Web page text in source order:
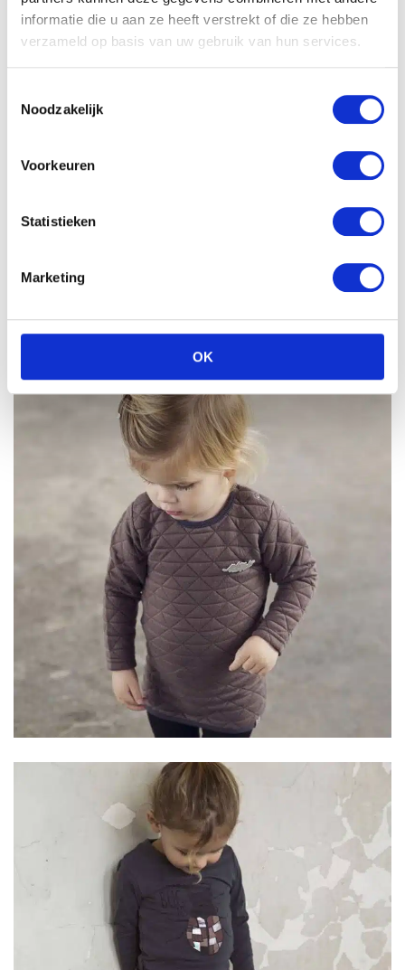
informatie die u aan ze heeft verstrekt of die ze hebben
verzameld op basis van uw gebruik van hun services.
Noodzakelijk
Voorkeuren
Statistieken
Marketing
OK